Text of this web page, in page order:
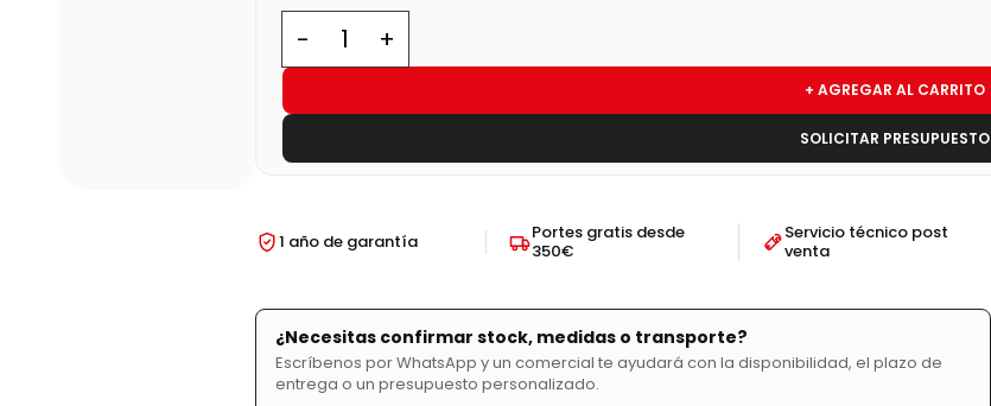
+ AGREGAR AL CARRITO
SOLICITAR PRESUPUESTO
1 año de garantía
Portes gratis desde
350€
Servicio técnico post
venta
¿Necesitas confirmar stock, medidas o transporte?
Escríbenos por WhatsApp y un comercial te ayudará con la disponibilidad, el plazo de
entrega o un presupuesto personalizado.